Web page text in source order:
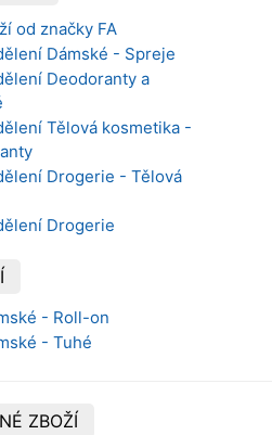
od značky FA
Dámské - Spreje
Deodoranty a
Tělová kosmetika -
Drogerie - Tělová
Drogerie
- Roll-on
- Tuhé
ZBOŽÍ